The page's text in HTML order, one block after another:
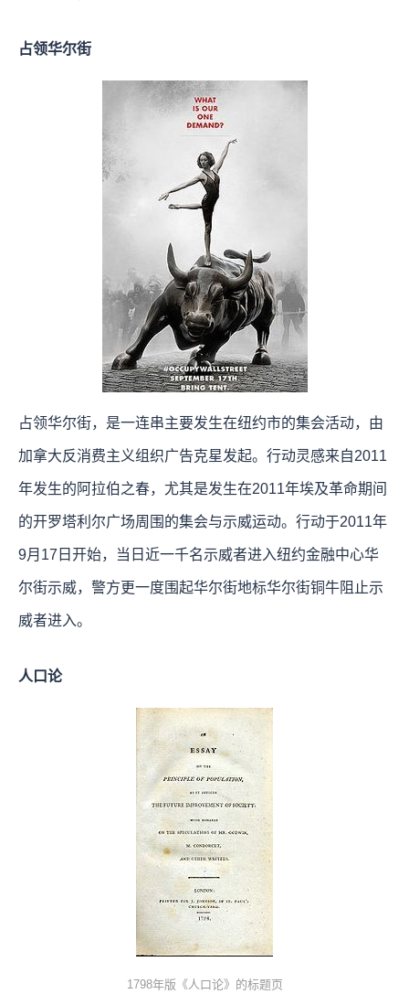
占领华尔街
占领华尔街，是一连串主要发生在纽约市的集会活动，由
加拿大反消费主义组织广告克星发起。行动灵感来自2011
年发生的阿拉伯之春，尤其是发生在2011年埃及革命期间
的开罗塔利尔广场周围的集会与示威运动。行动于2011年
9月17日开始，当日近一千名示威者进入纽约金融中心华
尔街示威，警方更一度围起华尔街地标华尔街铜牛阻止示
威者进入。
人口论
1798年版《人口论》的标题页